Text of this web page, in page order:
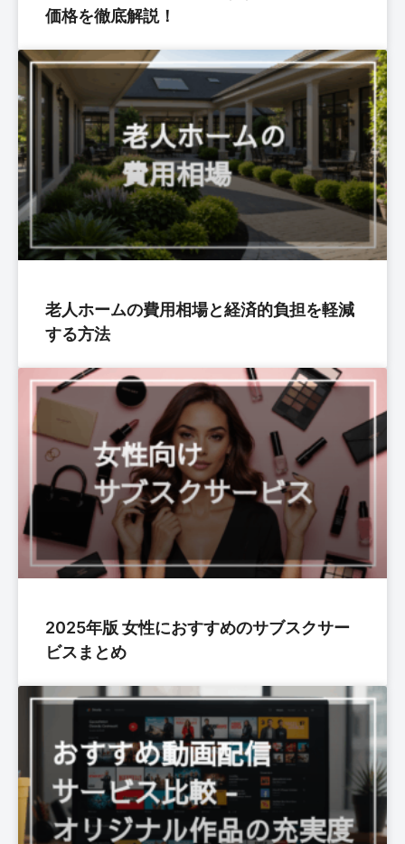
価格を徹底解説！
老人ホームの費用相場と経済的負担を軽減
する方法
2025年版 女性におすすめのサブスクサー
ビスまとめ